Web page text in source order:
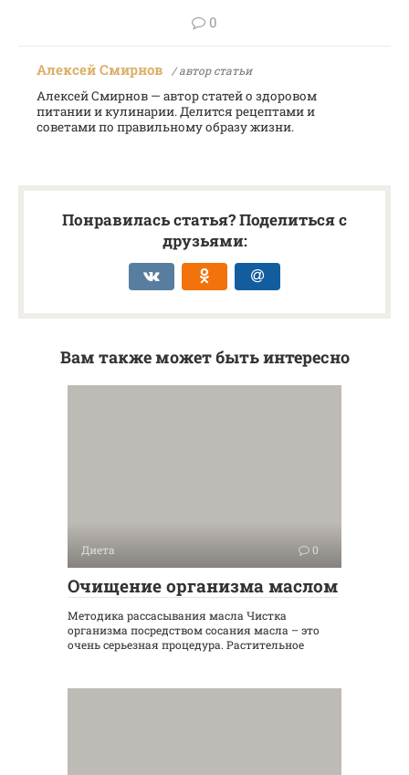
0
Алексей Смирнов / автор статьи
Алексей Смирнов — автор статей о здоровом
питании и кулинарии. Делится рецептами и
советами по правильному образу жизни.
Понравилась статья? Поделиться с
друзьями:
Вам также может быть интересно
Диета 0
Очищение организма маслом
Методика рассасывания масла Чистка
организма посредством сосания масла – это
очень серьезная процедура. Растительное